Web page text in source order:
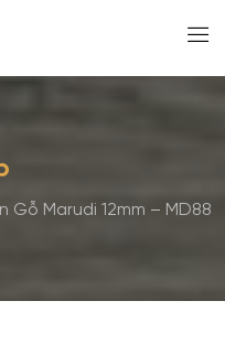
Gỗ Marudi 12mm – MD88